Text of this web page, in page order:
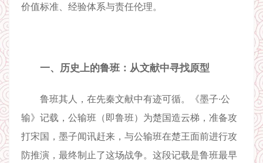
价值标准、经验体系与责任伦理。
一、历史上的鲁班：从文献中寻找原型
鲁班其人，在先秦文献中有迹可循。《墨子·公
输》记载，公输班（即鲁班）为楚国造云梯，准备攻
打宋国，墨子闻讯赶来，与公输班在楚王面前进行攻
防推演，最终制止了这场战争。这段记载是鲁班最早